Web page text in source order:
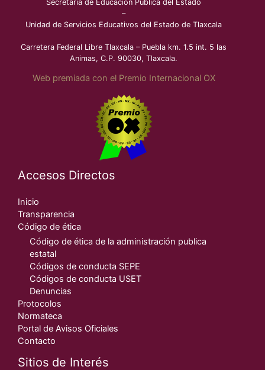
Secretaría de Educación Pública del Estado
–
Unidad de Servicios Educativos del Estado de Tlaxcala
Carretera Federal Libre Tlaxcala – Puebla km. 1.5 int. 5 las
Animas, C.P. 90030, Tlaxcala.
Web premiada con el Premio Internacional OX
Accesos Directos
Inicio
Transparencia
Código de ética
Código de ética de la administración publica
estatal
Códigos de conducta SEPE
Códigos de conducta USET
Denuncias
Protocolos
Normateca
Portal de Avisos Oficiales
Contacto
Sitios de Interés